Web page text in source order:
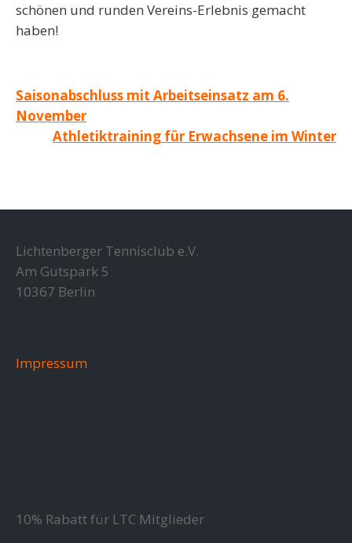
schönen und runden Vereins-Erlebnis gemacht
haben!
Beitragsnavigation
Saisonabschluss mit Arbeitseinsatz am 6.
November
Athletiktraining für Erwachsene im Winter
Lichtenberger Tennisclub e.V.
Am Gutspark 5
10367 Berlin
Impressum
10% Rabatt für LTC Mitglieder